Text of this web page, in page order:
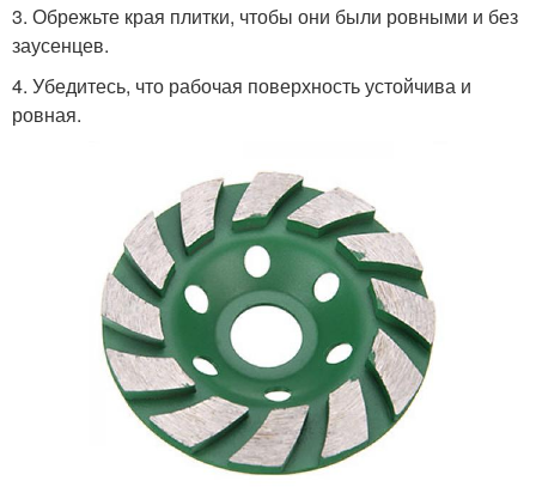
3. Обрежьте края плитки, чтобы они были ровными и без
заусенцев.
4. Убедитесь, что рабочая поверхность устойчива и
ровная.